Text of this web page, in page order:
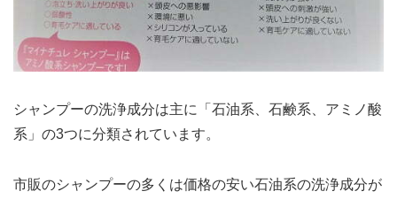
シャンプーの洗浄成分は主に「石油系、石鹸系、アミノ酸
系」の3つに分類されています。
市販のシャンプーの多くは価格の安い石油系の洗浄成分が